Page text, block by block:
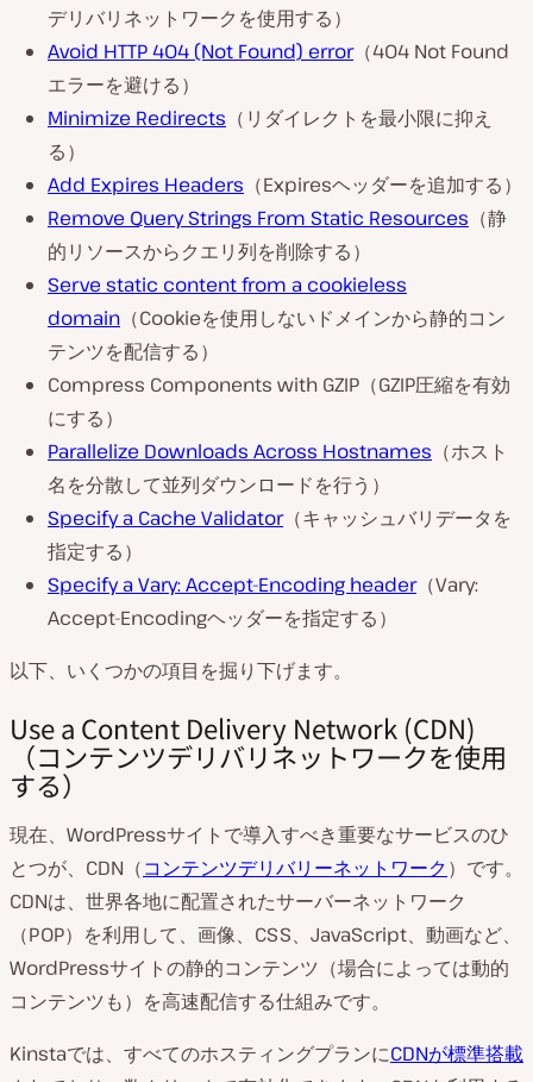
デリバリネットワークを使用する）
Avoid HTTP 404 (Not Found) error（404 Not Found
エラーを避ける）
Minimize Redirects （リダイレクトを最小限に抑え
る）
Add Expires Headers （Expiresヘッダーを追加する）
Remove Query Strings From Static Resources （静
的リソースからクエリ列を削除する）
Serve static content from a cookieless
domain （Cookieを使用しないドメインから静的コン
テンツを配信する）
Compress Components with GZIP（GZIP圧縮を有効
にする）
Parallelize Downloads Across Hostnames （ホスト
名を分散して並列ダウンロードを行う）
Specify a Cache Validator（キャッシュバリデータを
指定する）
Specify a Vary: Accept-Encoding header（Vary:
Accept-Encodingヘッダーを指定する）
以下、いくつかの項目を掘り下げます。
Use a Content Delivery Network (CDN)
（コンテンツデリバリネットワークを使用
する）
現在、WordPressサイトで導入すべき重要なサービスのひ
とつが、CDN（コンテンツデリバリーネットワーク）です。
CDNは、世界各地に配置されたサーバーネットワーク
（POP）を利用して、画像、CSS、JavaScript、動画など、
WordPressサイトの静的コンテンツ（場合によっては動的
コンテンツも）を高速配信する仕組みです。
Kinstaでは、すべてのホスティングプランにCDNが標準搭載